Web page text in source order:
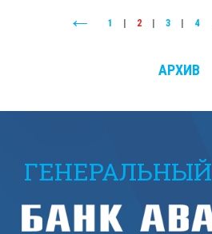
1 2 3 4
АРХИВ